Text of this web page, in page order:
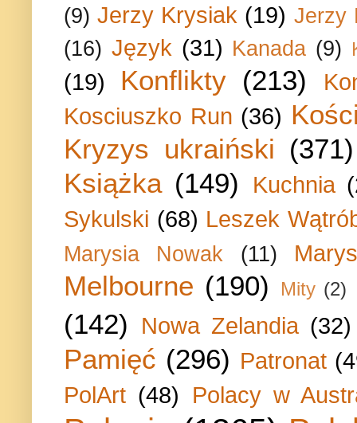
(9) Jerzy Krysiak (19) Jerzy
(16) Język (31) Kanada (9)
(19) Konflikty (213)
Kosciuszko Run (36)
Kryzys ukraiński (371)
Książka (149) Kuchnia
Sykulski (68) Leszek
Marysia Nowak (11)
Melbourne (190) Mity (2)
(142) Nowa Zelandia (32)
Pamięć (296) Patronat
PolArt (48) Polacy w